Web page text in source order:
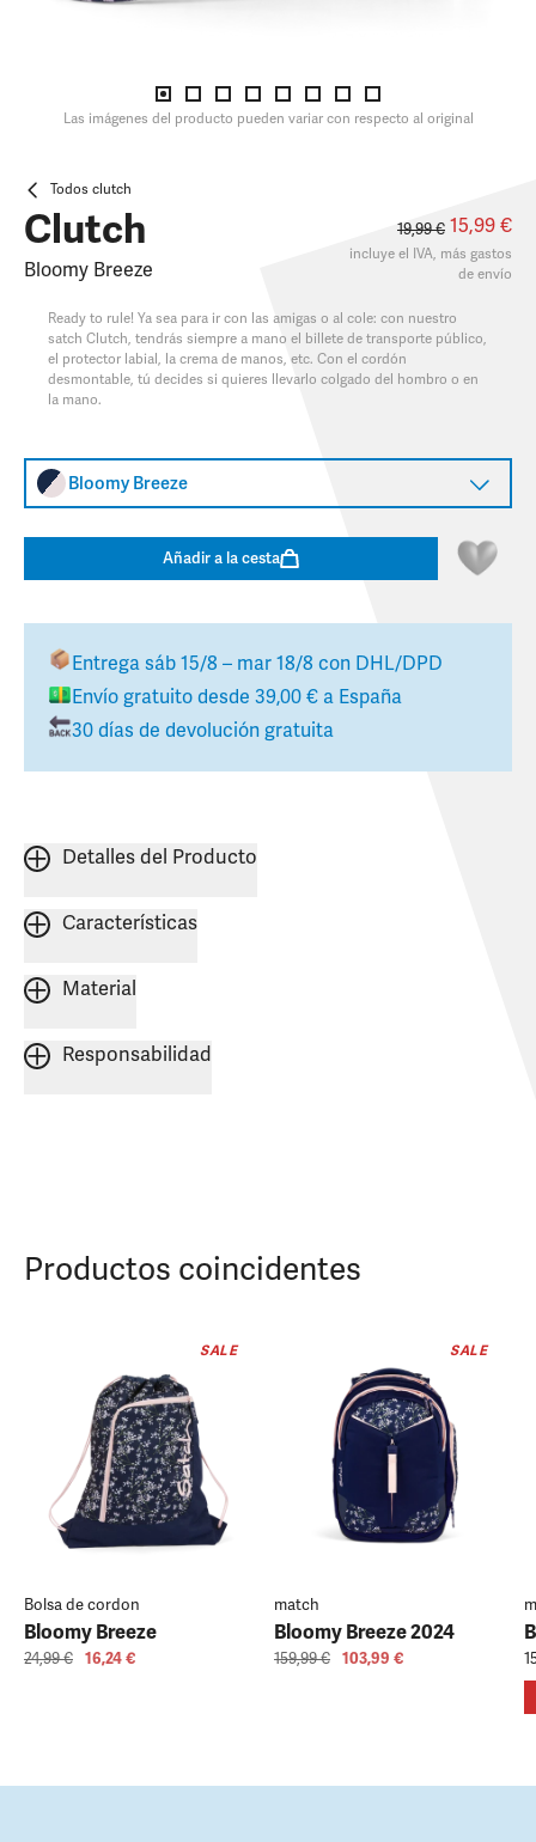
Las imágenes del producto pueden variar con respecto al original
Todos clutch
Clutch
Bloomy Breeze
19,99 € 15,99 €
incluye el IVA, más gastos
de envío
Ready to rule! Ya sea para ir con las amigas o al cole: con nuestro
satch Clutch, tendrás siempre a mano el billete de transporte público,
el protector labial, la crema de manos, etc. Con el cordón
desmontable, tú decides si quieres llevarlo colgado del hombro o en
la mano.
Bloomy Breeze
Añadir a la cesta
Entrega sáb 15/8 – mar 18/8 con DHL/DPD
Envío gratuito desde 39,00 € a España
30 días de devolución gratuita
Detalles del Producto
Características
Material
Responsabilidad
Productos coincidentes
SALE
Bolsa de cordon
Bloomy Breeze
24,99 € 16,24 €
SALE
match
Bloomy Breeze 2024
159,99 € 103,99 €